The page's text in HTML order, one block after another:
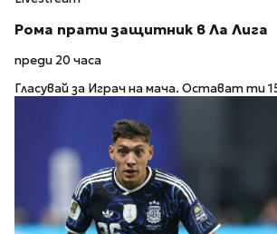
Рома прати защитник в Ла Лига
преди 20 часа
Гласувай за Играч на мача. Остават ти